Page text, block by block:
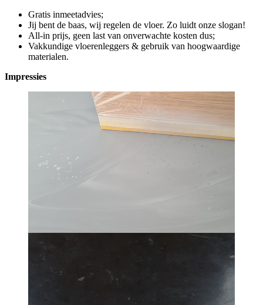
Gratis inmeetadvies;
Jij bent de baas, wij regelen de vloer. Zo luidt onze slogan!
All-in prijs, geen last van onverwachte kosten dus;
Vakkundige vloerenleggers & gebruik van hoogwaardige
materialen.
Impressies